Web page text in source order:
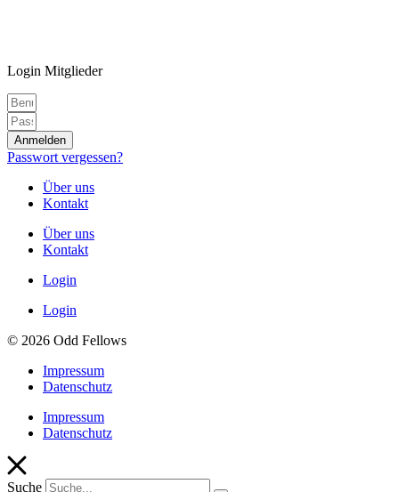
Login Mitglieder
Anmelden
Passwort vergessen?
Über uns
Kontakt
Über uns
Kontakt
Login
Login
© 2026 Odd Fellows
Impressum
Datenschutz
Impressum
Datenschutz
Suche